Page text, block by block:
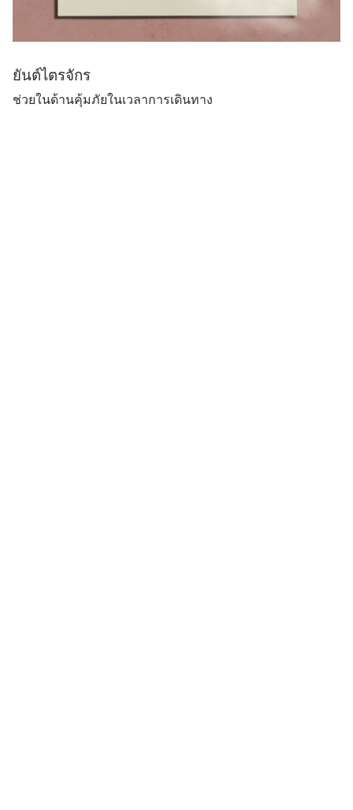
ยันต์ไตรจักร
ช่วยในด้านคุ้มภัยในเวลาการเดินทาง